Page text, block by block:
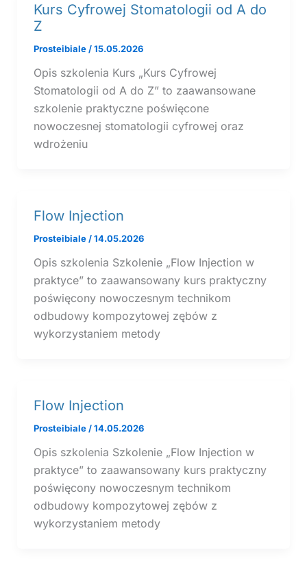
Kurs Cyfrowej Stomatologii od A do
Z
Prosteibiale /15.05.2026
Opis szkolenia Kurs „Kurs Cyfrowej
Stomatologii od A do Z” to zaawansowane
szkolenie praktyczne poświęcone
nowoczesnej stomatologii cyfrowej oraz
wdrożeniu
Flow Injection
Prosteibiale /14.05.2026
Opis szkolenia Szkolenie „Flow Injection w
praktyce” to zaawansowany kurs praktyczny
poświęcony nowoczesnym technikom
odbudowy kompozytowej zębów z
wykorzystaniem metody
Flow Injection
Prosteibiale /14.05.2026
Opis szkolenia Szkolenie „Flow Injection w
praktyce” to zaawansowany kurs praktyczny
poświęcony nowoczesnym technikom
odbudowy kompozytowej zębów z
wykorzystaniem metody